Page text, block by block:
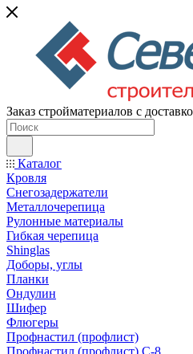
Заказ стройматериалов с
Каталог
Кровля
Снегозадержатели
Металлочерепица
Рулонные материалы
Гибкая черепица
Shinglas
Доборы, углы
Планки
Ондулин
Шифер
Флюгеры
Профнастил (профлист)
Профнастил (профлист) С-8